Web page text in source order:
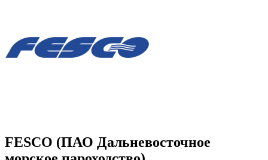
FESCO (ПАО Дальневосточное